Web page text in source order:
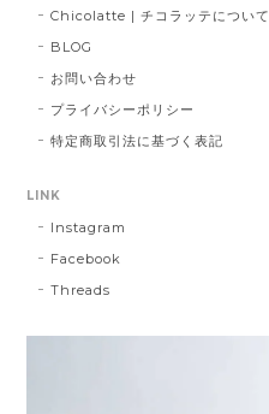
Chicolatte | チコラッテについて
BLOG
お問い合わせ
プライバシーポリシー
特定商取引法に基づく表記
LINK
Instagram
Facebook
Threads